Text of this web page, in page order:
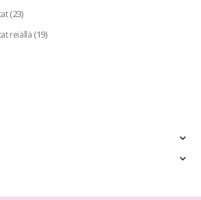
(23)
reiällä(19)